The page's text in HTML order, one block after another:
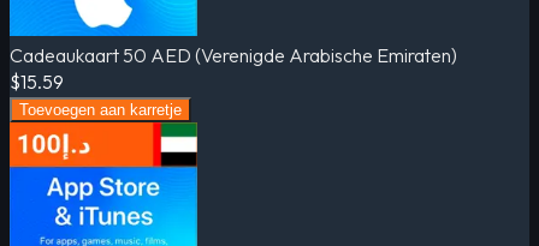
Cadeaukaart 50 AED (Verenigde Arabische Emiraten)
$15.59
Toevoegen aan karretje